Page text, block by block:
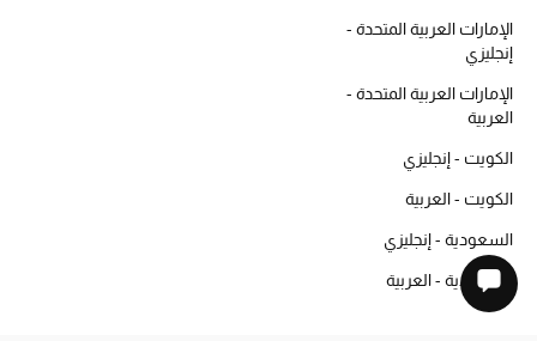
الإمارات العربية المتحدة -
إنجليزي
الإمارات العربية المتحدة -
العربية
الكويت - إنجليزي
الكويت - العربية
السعودية - إنجليزي
السعودية - العربية